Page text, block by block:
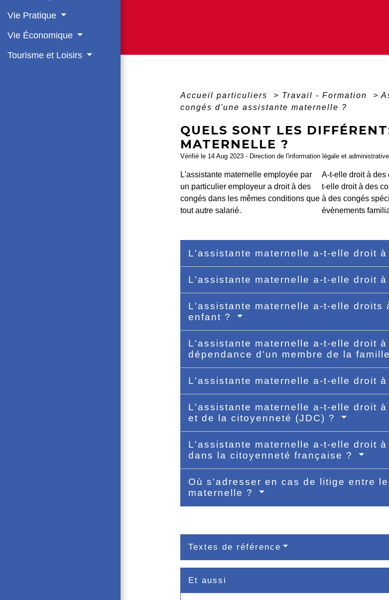
Vie Pratique
Vie Économique
Tourisme et Loisirs
Accueil particuliers > Travail - Formation >
congés d'une assistante maternelle ?
QUELS SONT LES
MATERNELLE ?
Vérifié le 14 Aug 2023 - Direction de l'information légale et
L'assistante maternelle employée par
un particulier employeur a droit à des
congés dans les mêmes conditions que
tout autre salarié.
A-t-elle droit à des
t-elle droit à des
à des congés
évènements
L'assistante maternelle a-t-elle droit
L'assistante maternelle a-t-elle droit
L'assistante maternelle a-t-elle droits
enfant ?
L'assistante maternelle a-t-elle droit
dépendance d'un membre de la
L'assistante maternelle a-t-elle droit
L'assistante maternelle a-t-elle droit
et de la citoyenneté (JDC) ?
L'assistante maternelle a-t-elle droit
dans la citoyenneté française ?
Où s'adresser en cas de litige entre
maternelle ?
Textes de référence
Et aussi